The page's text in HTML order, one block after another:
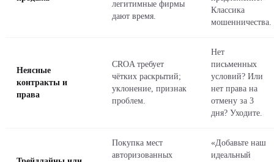
легитимные фирмы
дают время.
Классика
мошенничества.
Неясные
контракты и
права
CROA требует
чётких раскрытий;
уклонение, признак
проблем.
Нет
письменных
условий? Или
нет права на
отмену за 3
дня? Уходите.
Покупка мест
авторизованных
«Добавьте наш
идеальный